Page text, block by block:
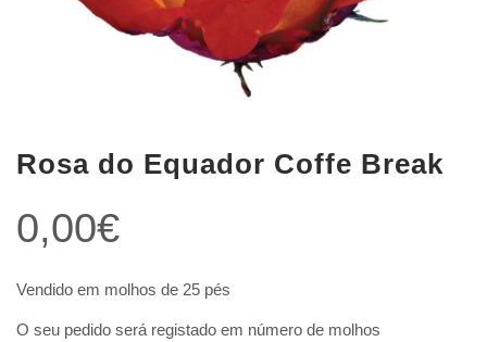
Rosa do Equador Coffe Break
0,00€
Vendido em molhos de 25 pés
O seu pedido será registado em número de molhos